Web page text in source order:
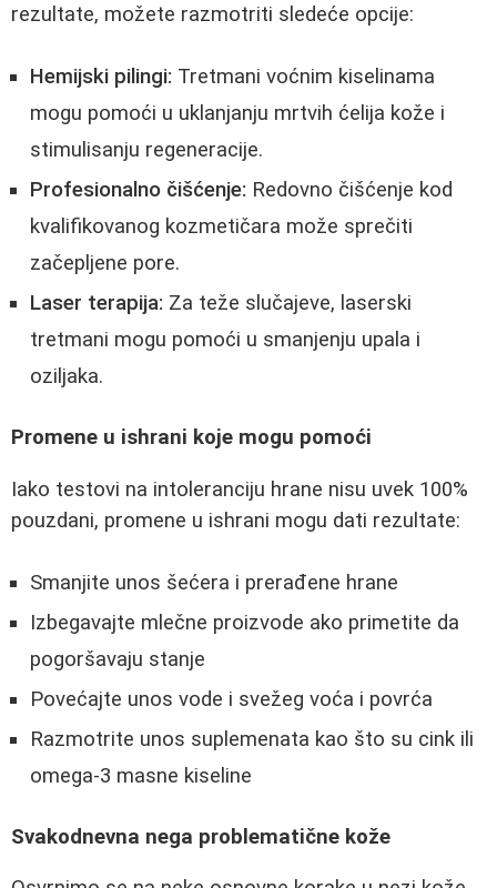
rezultate, možete razmotriti sledeće opcije:
Hemijski pilingi: Tretmani voćnim kiselinama
mogu pomoći u uklanjanju mrtvih ćelija kože i
stimulisanju regeneracije.
Profesionalno čišćenje: Redovno čišćenje kod
kvalifikovanog kozmetičara može sprečiti
začepljene pore.
Laser terapija: Za teže slučajeve, laserski
tretmani mogu pomoći u smanjenju upala i
oziljaka.
Promene u ishrani koje mogu pomoći
Iako testovi na intoleranciju hrane nisu uvek 100%
pouzdani, promene u ishrani mogu dati rezultate:
Smanjite unos šećera i prerađene hrane
Izbegavajte mlečne proizvode ako primetite da
pogoršavaju stanje
Povećajte unos vode i svežeg voća i povrća
Razmotrite unos suplemenata kao što su cink ili
omega-3 masne kiseline
Svakodnevna nega problematične kože